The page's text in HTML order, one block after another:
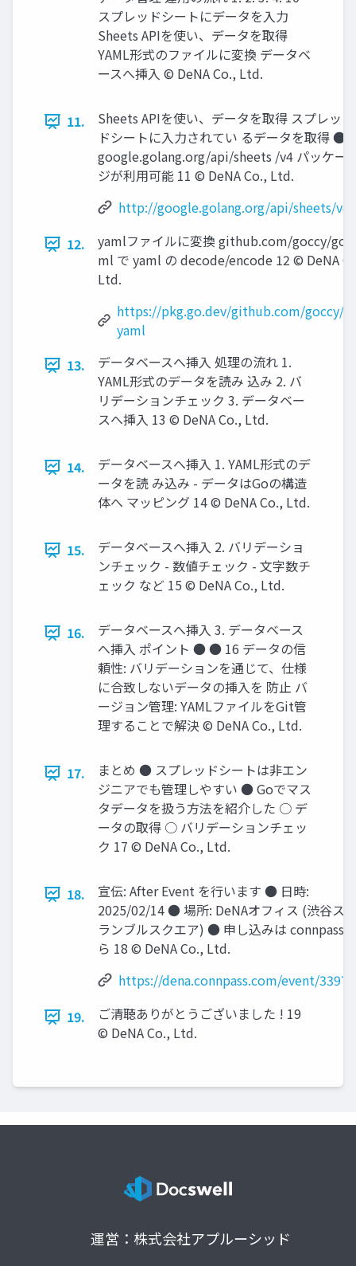
スプレッドシートにデータを⼊⼒
Sheets APIを使い、データを取得
YAML形式のファイルに変換 データベ
ースへ挿⼊ © DeNA Co., Ltd.
11.
Sheets APIを使い、データを取得 スプレッ
ドシートに⼊⼒されてい るデータを取得 ●
google.golang.org/api/sheets /v4 パッケー
ジが利⽤可能 11 © DeNA Co., Ltd.
http://google.golang.org/api/sheets/v4
12.
yamlファイルに変換 github.com/goccy/go-
ml で yaml の decode/encode 12 © DeNA
Ltd.
https://pkg.go.dev/github.com/goccy/
yaml
13.
データベースへ挿⼊ 処理の流れ 1.
YAML形式のデータを読み 込み 2. バ
リデーションチェック 3. データベー
スへ挿⼊ 13 © DeNA Co., Ltd.
14.
データベースへ挿⼊ 1. YAML形式のデ
ータを読 み込み - データはGoの構造
体へ マッピング 14 © DeNA Co., Ltd.
15.
データベースへ挿⼊ 2. バリデーショ
ンチェック - 数値チェック - ⽂字数チ
ェック など 15 © DeNA Co., Ltd.
16.
データベースへ挿⼊ 3. データベース
へ挿⼊ ポイント ● ● 16 データの信
頼性: バリデーションを通じて、仕様
に合致しないデータの挿⼊を 防⽌ バ
ージョン管理: YAMLファイルをGit管
理することで解決 © DeNA Co., Ltd.
17.
まとめ ● スプレッドシートは⾮エン
ジニアでも管理しやすい ● Goでマス
タデータを扱う⽅法を紹介した ○ デ
ータの取得 ○ バリデーションチェッ
ク 17 © DeNA Co., Ltd.
18.
宣伝: After Event を⾏います ● ⽇時:
2025/02/14 ● 場所: DeNAオフィス (渋⾕ス
ランブルスクエア) ● 申し込みは connpass
ら 18 © DeNA Co., Ltd.
https://dena.connpass.com/event/
19.
ご清聴ありがとうございました ! 19
© DeNA Co., Ltd.
運営：株式会社アプルーシッド